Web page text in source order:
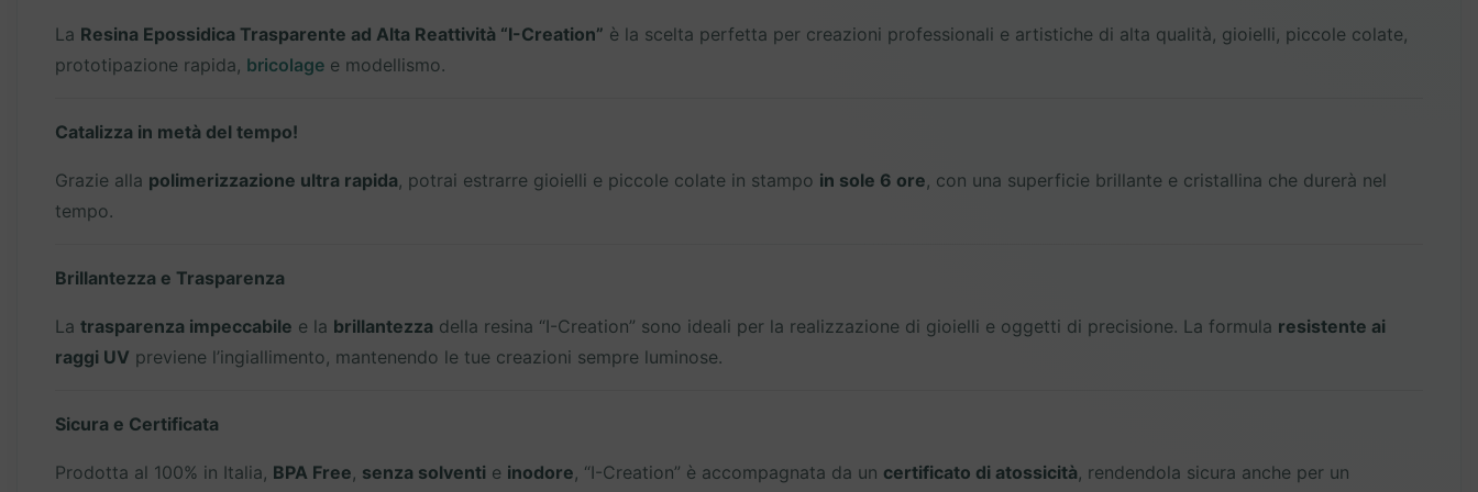
La Resina Epossidica Trasparente ad Alta Reattività “I-Creation” è la scelta perfetta per creazioni professionali e artistiche di alta qualità, gioielli, piccole colate,
prototipazione rapida, bricolage e modellismo.
Catalizza in metà del tempo!
Grazie alla polimerizzazione ultra rapida, potrai estrarre gioielli e piccole colate in stampo in sole 6 ore, con una superficie brillante e cristallina che durerà nel
tempo.
Brillantezza e Trasparenza
La trasparenza impeccabile e la brillantezza della resina “I-Creation” sono ideali per la realizzazione di gioielli e oggetti di precisione. La formula resistente ai
raggi UV previene l’ingiallimento, mantenendo le tue creazioni sempre luminose.
Sicura e Certificata
Prodotta al 100% in Italia, BPA Free, senza solventi e inodore, “I-Creation” è accompagnata da un certificato di atossicità, rendendola sicura anche per un